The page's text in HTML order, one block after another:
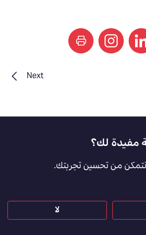
print
Next
مفيدة لك؟
من تحسين تجربتك.
لا